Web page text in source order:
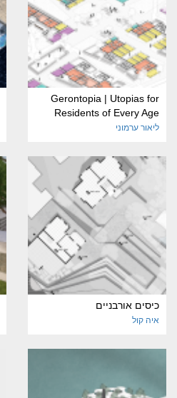
Gerontopia | Utopias for
Residents of Every Age
ליאור ערמוני
כיסים אורבניים
איה קול